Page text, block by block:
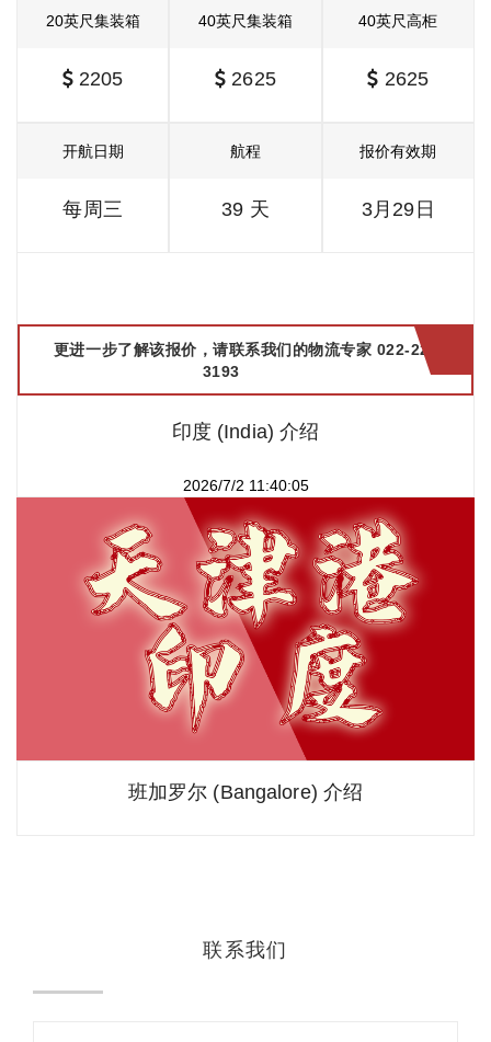
20英尺集装箱
2205
40英尺集装箱
2625
40英尺高柜
2625
开航日期
每周三
航程
39 天
报价有效期
3月29日
更进一步了解该报价，请联系我们的物流专家 022-2299
3193
印度 (India) 介绍
2026/7/2 11:40:05
班加罗尔 (Bangalore) 介绍
联系我们